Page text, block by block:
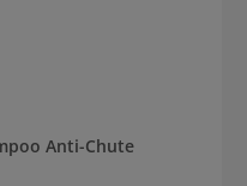
Anti-Chute